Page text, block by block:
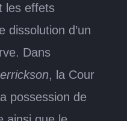
les effets
d’un
Dans
, la Cour
possession de